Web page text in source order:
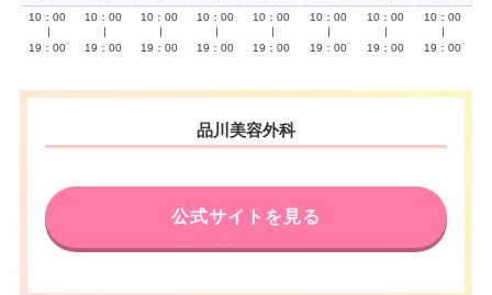
10：00
19：00
10：00
19：00
10：00
19：00
10：00
19：00
10：00
19：00
10：00
19：00
10：00
19：00
10：00
19：00
品川美容外科
公式サイトを見る